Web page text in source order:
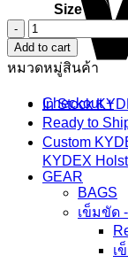
Checkout +
Size
ITW
EDC
Belt
quantity
Add to cart
หมวดหมู่สินค้า
In Stock
Ready to
Custom
KYDEX
GEAR
BAGS
เข็มขัด
เ